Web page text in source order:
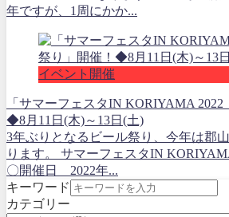
年ですが、1周にかか...
イベント開催
「サマーフェスタIN KORIYAMA 2022
◆8月11日(木)～13日(土)
3年ぶりとなるビール祭り、今年は郡
ります。 サマーフェスタIN
〇開催日 2022年...
キーワード
カテゴリー